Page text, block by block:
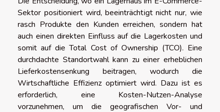
Sektor positioniert wird, beeinträchtigt nicht nur, wie
rasch Produkte den Kunden erreichen, sondern hat
auch einen direkten Einfluss auf die Lagerkosten und
somit auf die Total Cost of Ownership (TCO). Eine
durchdachte Standortwahl kann zu einer erheblichen
Lieferkostensenkung beitragen, wodurch die
Wirtschaftliche Effizienz optimiert wird. Dazu ist es
erforderlich, eine Kosten-Nutzen-Analyse
vorzunehmen, um die geografischen Vor- und